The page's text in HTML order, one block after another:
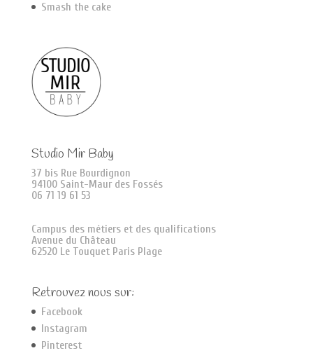
Smash the cake
Studio Mir Baby
37 bis Rue Bourdignon
94100 Saint-Maur des Fossés
06 71 19 61 53
Campus des métiers et des qualifications
Avenue du Château
62520 Le Touquet Paris Plage
Retrouvez nous sur:
Facebook
Instagram
Pinterest